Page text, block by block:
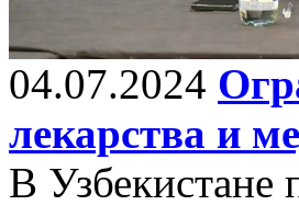
04.07.2024
лекарства и
В Узбекистане